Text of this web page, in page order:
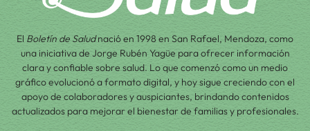
El Boletín de Saludnació en 1998 en San Rafael, Mendoza, como
una iniciativa de Jorge Rubén Yagüe para ofrecer información
clara y confiable sobre salud. Lo que comenzó como un medio
gráfico evolucionó a formato digital, y hoy sigue creciendo con el
apoyo de colaboradores y auspiciantes, brindando contenidos
actualizados para mejorar el bienestar de familias y profesionales.